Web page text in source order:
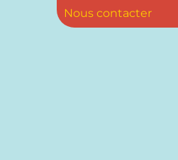
Nous contacter